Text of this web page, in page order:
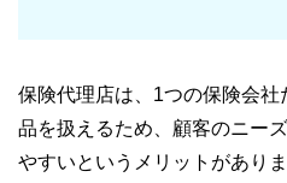
保険代理店は、1つの保険会
品を扱えるため、顧客のニー
やすいというメリットがありま